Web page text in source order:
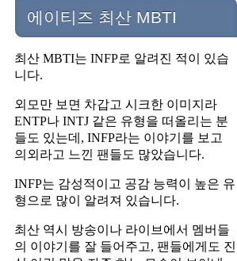
에이티즈 최산 MBTI
최산 MBTI는 INFP로 알려진 적이 있습
니다.
외모만 보면 차갑고 시크한 이미지라
ENTP나 INTJ 같은 유형을 떠올리는 분
들도 있는데, INFP라는 이야기를 보고
의외라고 느낀 팬들도 많았습니다.
INFP는 감성적이고 공감 능력이 높은 유
형으로 많이 알려져 있습니다.
최산 역시 방송이나 라이브에서 멤버들
의 이야기를 잘 들어주고, 팬들에게도 진